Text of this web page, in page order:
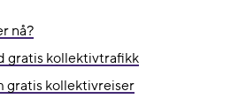
nå?
gratis kollektivtrafikk
gratis kollektivreiser